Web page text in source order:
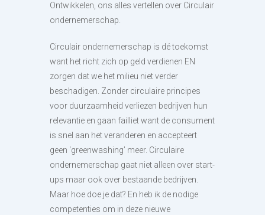
Ontwikkelen, ons alles vertellen over Circulair
ondernemerschap.
Circulair ondernemerschap is dé toekomst
want het richt zich op geld verdienen EN
zorgen dat we het milieu niet verder
beschadigen. Zonder circulaire principes
voor duurzaamheid verliezen bedrijven hun
relevantie en gaan failliet want de consument
is snel aan het veranderen en accepteert
geen ‘greenwashing’ meer. Circulaire
ondernemerschap gaat niet alleen over start-
ups maar ook over bestaande bedrijven.
Maar hoe doe je dat? En heb ik de nodige
competenties om in deze nieuwe